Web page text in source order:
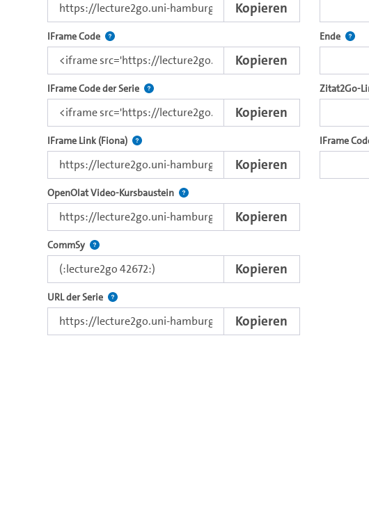
zur reflektierten Darstellung anthropogeographischer Themen
Forschungsfragen.
Kopieren
IFrame Code Nutzen Sie diesen Code, um das Video mit dem Lecture2Go-
Kopieren
IFrame Code der Serie Nutzen Sie diesen Code, um das Video und die
Kopieren
IFrame Link (Fiona) Direkter iFrame-Link zur Weitergabe an externe Web-
Kopieren
OpenOlat Video-Kursbaustein Verwenden Sie diesen Link, um ein Video in
Kopieren
CommSy Nutzen Sie diesen Code, um das Video in CommSy einzubetten.
Kopieren
URL der Serie Der Link zur Serie.
Kopieren
Ende
Zitat2Go-
IFrame